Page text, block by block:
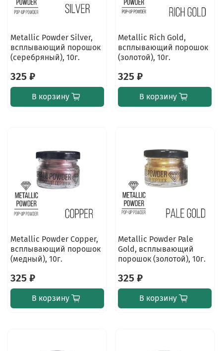
Metallic Powder Silver,
всплывающий порошок
(серебряный), 10г.
325 ₽
В корзину
Metallic Rich Gold,
всплывающий порошок
(золотой), 10г.
325 ₽
В корзину
Metallic Powder Copper,
всплывающий порошок
(медный), 10г.
325 ₽
В корзину
Metallic Powder Pale
Gold, всплывающий
порошок (золотой), 10г.
325 ₽
В корзину